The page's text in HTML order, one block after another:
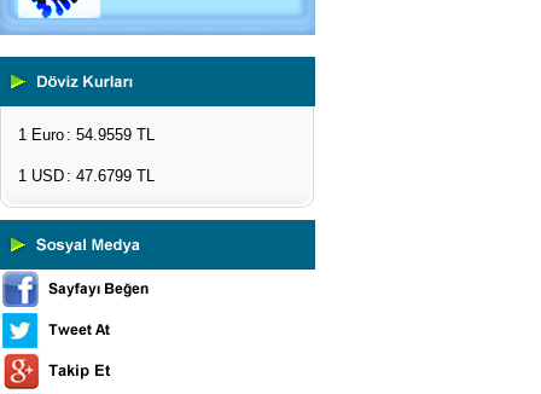
1 Euro : 54.9559 TL
1 USD : 47.6799 TL